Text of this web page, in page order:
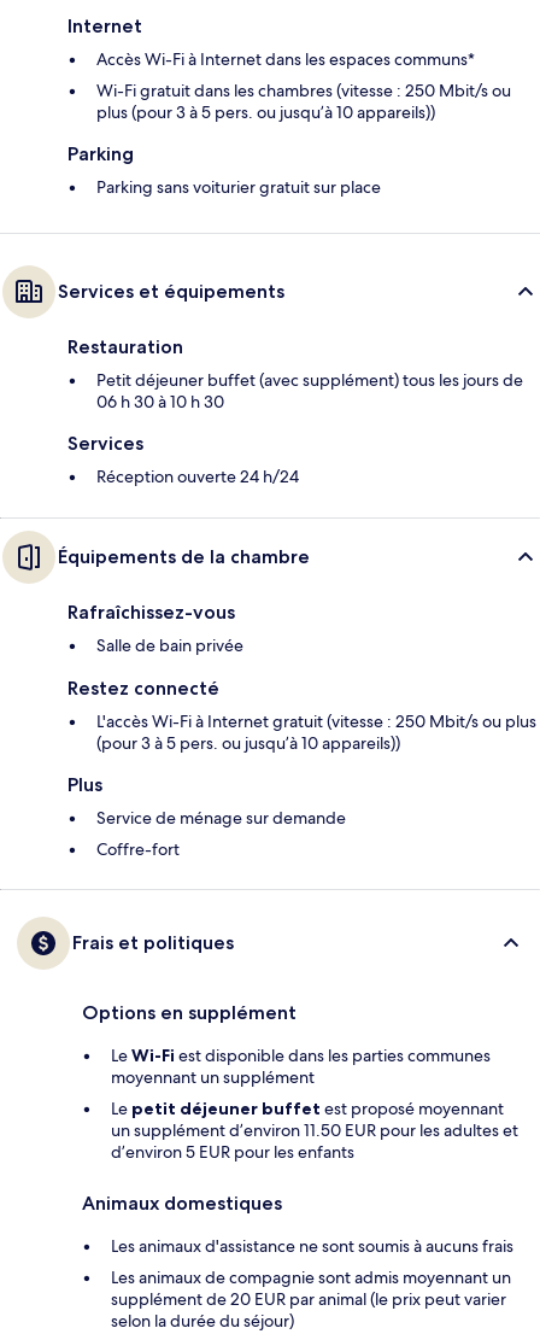
Internet
Accès Wi-Fi à Internet dans les espaces communs*
Wi-Fi gratuit dans les chambres (vitesse : 250 Mbit/s ou
plus (pour 3 à 5 pers. ou jusqu’à 10 appareils))
Parking
Parking sans voiturier gratuit sur place
Services et équipements
Restauration
Petit déjeuner buffet (avec supplément) tous les jours de
06 h 30 à 10 h 30
Services
Réception ouverte 24 h/24
Équipements de la chambre
Rafraîchissez-vous
Salle de bain privée
Restez connecté
L'accès Wi-Fi à Internet gratuit (vitesse : 250 Mbit/s ou plus
(pour 3 à 5 pers. ou jusqu’à 10 appareils))
Plus
Service de ménage sur demande
Coffre-fort
Frais et politiques
Options en supplément
LeWi-Fi est disponible dans les parties communes
moyennant un supplément
Le petit déjeuner buffet est proposé moyennant
un supplément d’environ 11.50 EUR pour les adultes et
d’environ 5 EUR pour les enfants
Animaux domestiques
Les animaux d'assistance ne sont soumis à aucuns frais
Les animaux de compagnie sont admis moyennant un
supplément de 20 EUR par animal (le prix peut varier
selon la durée du séjour)